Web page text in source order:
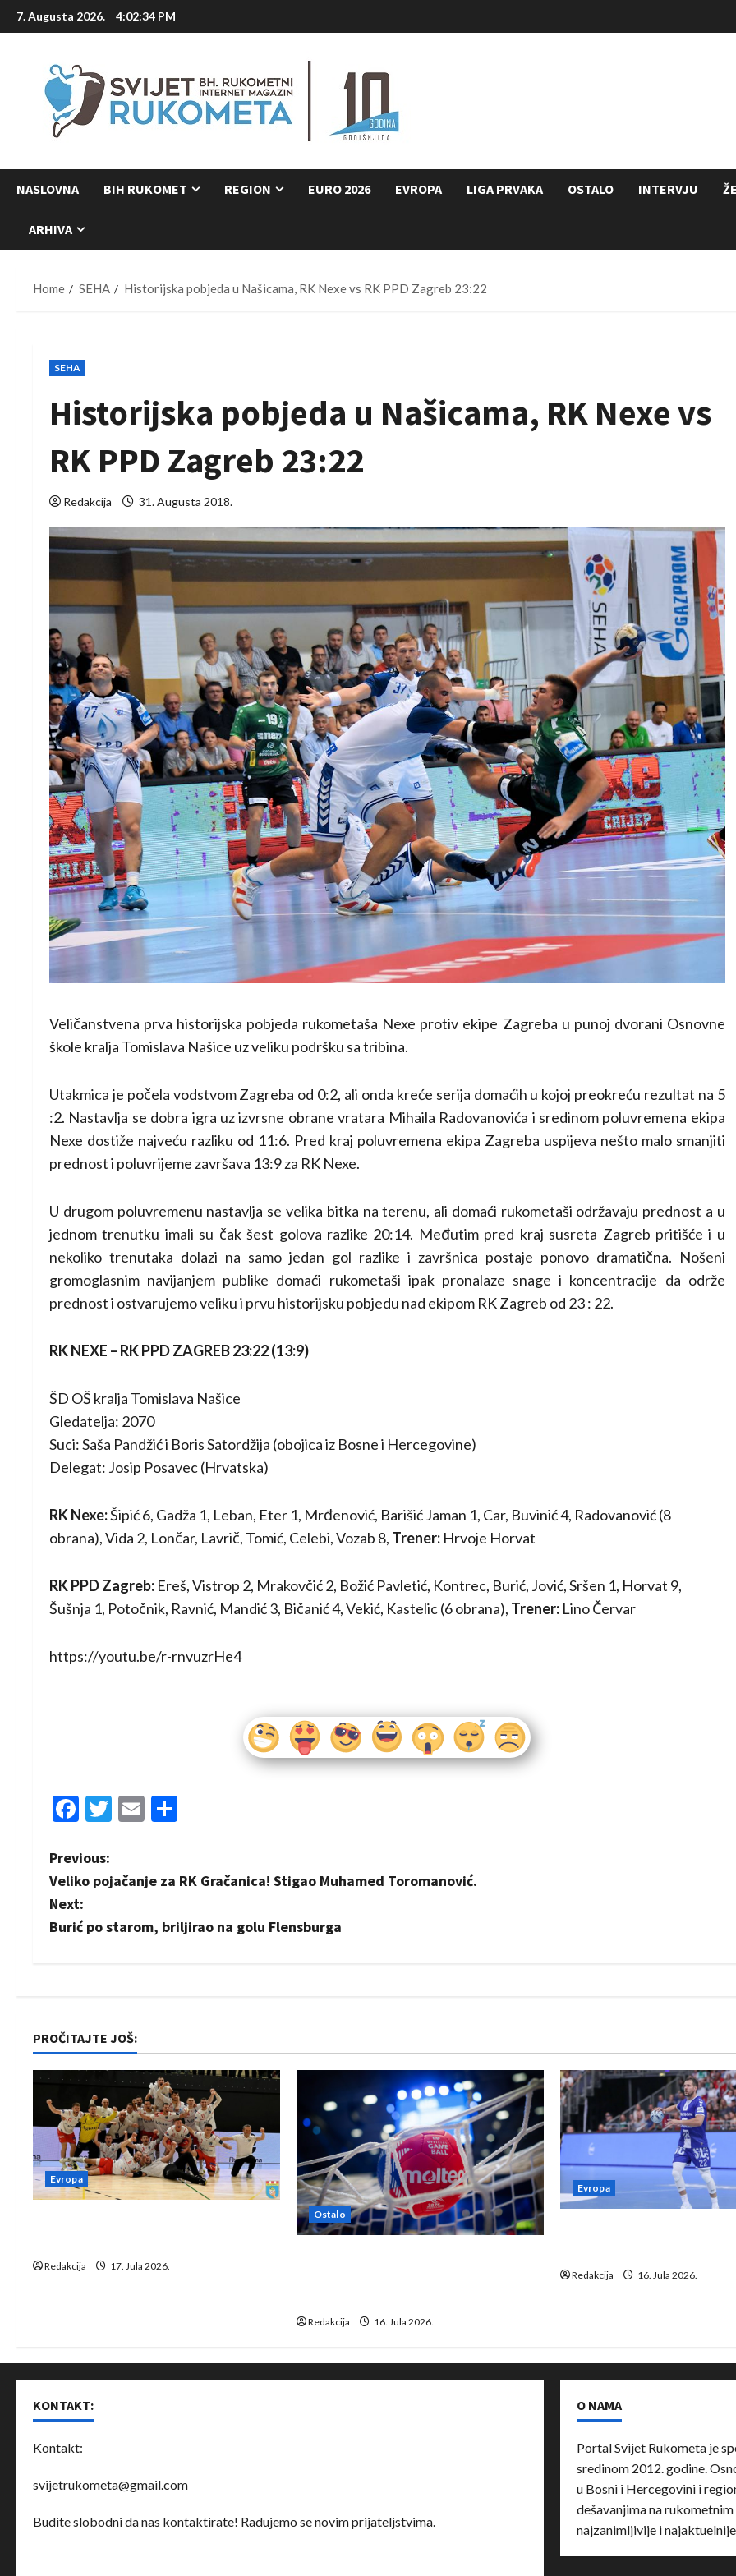
Skip
to
7. Augusta 2026. 4:02:35 PM
NASLOVNA BIH RUKOMET REGION EURO 2026 EVROPA LIGA PRVAKA OSTALO INTERVJU
ARHIVA
Home SEHA Historijska pobjeda u Našicama, RK Nexe vs RK PPD Zagreb 23:22
SEHA
Historijska pobjeda u Našicama, RK Nexe vs
RK PPD Zagreb 23:22
Redakcija 31. Augusta 2018.
Veličanstvena prva historijska pobjeda rukometaša Nexe protiv ekipe Zagreba u punoj dvorani Osnovne
škole kralja Tomislava Našice uz veliku podršku sa tribina.
Utakmica je počela vodstvom Zagreba od 0:2, ali onda kreće serija domaćih u kojoj preokreću rezultat na 5
:2. Nastavlja se dobra igra uz izvrsne obrane vratara Mihaila Radovanovića i sredinom poluvremena ekipa
Nexe dostiže najveću razliku od 11:6. Pred kraj poluvremena ekipa Zagreba uspijeva nešto malo smanjiti
prednost i poluvrijeme završava 13:9 za RK Nexe.
U drugom poluvremenu nastavlja se velika bitka na terenu, ali domaći rukometaši održavaju prednost a u
jednom trenutku imali su čak šest golova razlike 20:14. Međutim pred kraj susreta Zagreb pritišće i u
nekoliko trenutaka dolazi na samo jedan gol razlike i završnica postaje ponovo dramatična. Nošeni
gromoglasnim navijanjem publike domaći rukometaši ipak pronalaze snage i koncentracije da održe
prednost i ostvarujemo veliku i prvu historijsku pobjedu nad ekipom RK Zagreb od 23 : 22.
RK NEXE – RK PPD ZAGREB 23:22 (13:9)
ŠD OŠ kralja Tomislava Našice
Gledatelja: 2070
Suci: Saša Pandžić i Boris Satordžija (obojica iz Bosne i Hercegovine)
Delegat: Josip Posavec (Hrvatska)
RK Nexe:Šipić 6, Gadža 1, Leban, Eter 1, Mrđenović, Barišić Jaman 1, Car, Buvinić 4, Radovanović (8
obrana), Vida 2, Lončar, Lavrič, Tomić, Celebi, Vozab 8, Trener: Hrvoje Horvat
RK PPD Zagreb: Ereš, Vistrop 2, Mrakovčić 2, Božić Pavletić, Kontrec, Burić, Jović, Sršen 1, Horvat 9,
Šušnja 1, Potočnik, Ravnić, Mandić 3, Bičanić 4, Vekić, Kastelic (6 obrana), Trener: Lino Červar
https://youtu.be/r-rnvuzrHe4
Facebook
Twitter
Email
P
o
s
a
v
i
g
a
t
o
Previous:
Veliko pojačanje za RK Gračanica! Stigao Muhamed Toromanović.
Next:
Burić po starom, briljirao na golu Flensburga
PROČITAJTE JOŠ:
Evropa
Redakcija 17. Jula 2026.
Ostalo
Redakcija 16. Jula 2026.
Evropa
Redakcija 16. Jula 2026.
KONTAKT:
Kontakt:
svijetrukometa@gmail.com
Budite slobodni da nas kontaktirate! Radujemo se novim prijateljstvima.
O NAMA
Portal Svijet Rukometa je
sredinom 2012. godine.
u Bosni i Hercegovini i
dešavanjima na
najzanimljivije i